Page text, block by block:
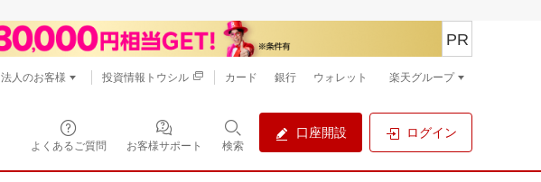
よくあるご質問 お客様サポート 検索
口座開設 ログイン
PR
法人のお客様 投資情報トウシル カード 銀行 ウォレット 楽天グループ